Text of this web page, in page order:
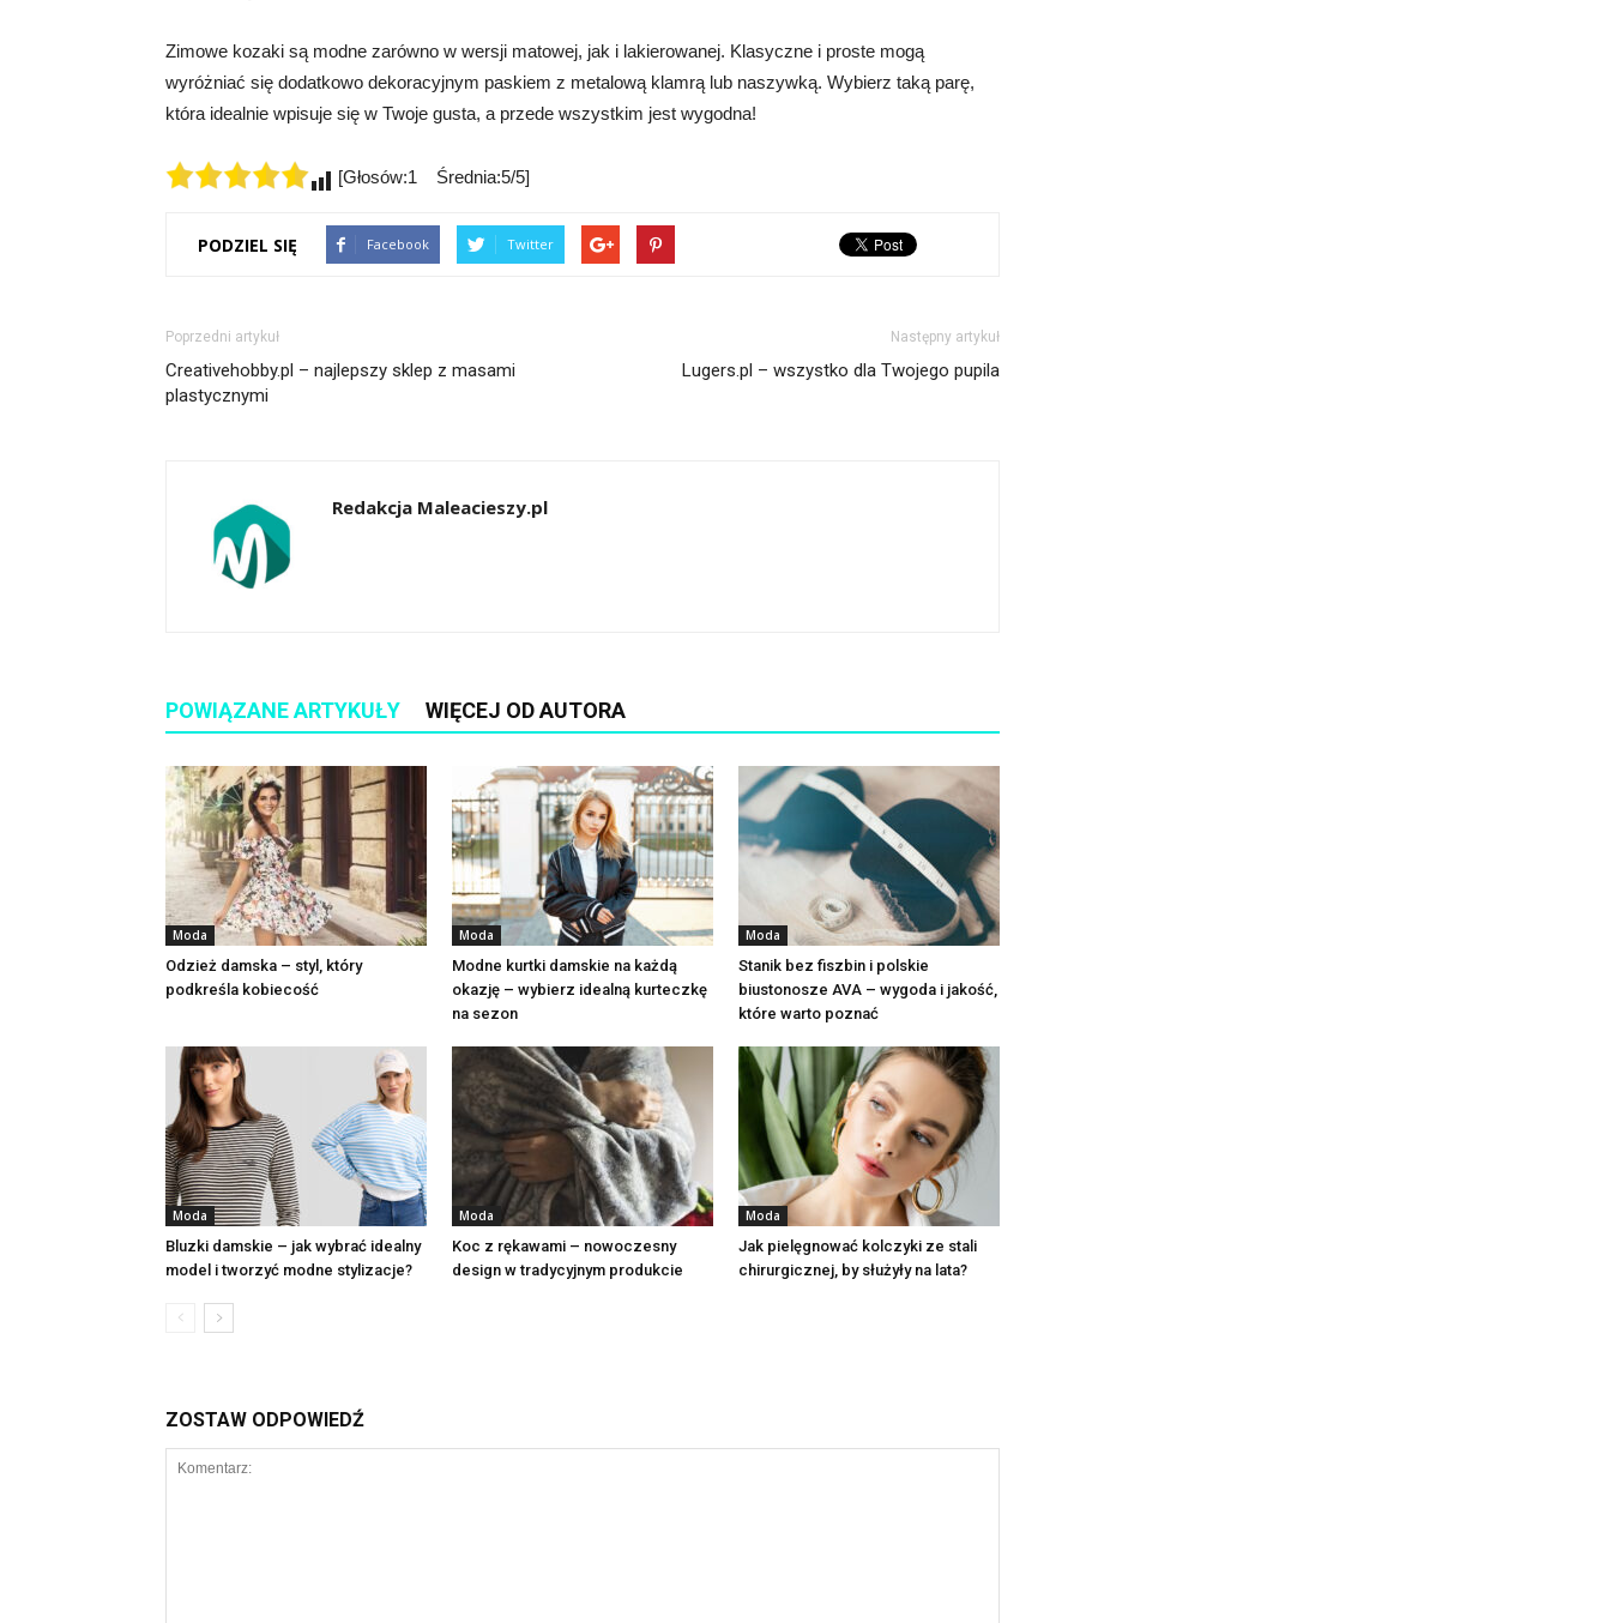
Zimowe kozaki są modne zarówno w wersji matowej, jak i lakierowanej. Klasyczne i proste mogą
wyróżniać się dodatkowo dekoracyjnym paskiem z metalową klamrą lub naszywką. Wybierz taką parę,
która idealnie wpisuje się w Twoje gusta, a przede wszystkim jest wygodna!
[Głosów:1 Średnia:5/5]
PODZIEL SIĘ Facebook Twitter
Poprzedni artykuł
Creativehobby.pl – najlepszy sklep z masami
plastycznymi
Następny artykuł
Lugers.pl – wszystko dla Twojego pupila
Redakcja Maleacieszy.pl
POWIĄZANE ARTYKUŁY WIĘCEJ OD AUTORA
Moda
Odzież damska – styl, który
podkreśla kobiecość
Moda
Modne kurtki damskie na każdą
okazję – wybierz idealną kurteczkę
na sezon
Moda
Stanik bez fiszbin i polskie
biustonosze AVA – wygoda i jakość,
które warto poznać
Moda
Bluzki damskie – jak wybrać idealny
model i tworzyć modne stylizacje?
Moda
Koc z rękawami – nowoczesny
design w tradycyjnym produkcie
Moda
Jak pielęgnować kolczyki ze stali
chirurgicznej, by służyły na lata?
ZOSTAW ODPOWIEDŹ